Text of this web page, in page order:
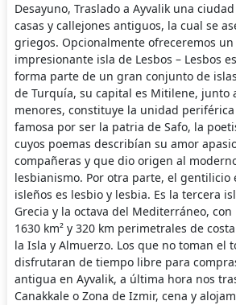
Desayuno, Traslado a Ayvalik una
casas y callejones antiguos, la cual se
griegos. Opcionalmente ofreceremos
impresionante isla de Lesbos – Lesbos
forma parte de un gran conjunto de
de Turquía, su capital es Mitilene, junto
menores, constituye la unidad periférica
famosa por ser la patria de Safo, la
cuyos poemas describían su amor
compañeras y que dio origen al
lesbianismo. Por otra parte, el gentilicio
isleños es lesbio y lesbia. Es la tercera
Grecia y la octava del Mediterráneo,
1630 km² y 320 km perimetrales de
la Isla y Almuerzo. Los que no toman el
disfrutaran de tiempo libre para
antigua en Ayvalik, a última hora nos
Canakkale o Zona de Izmir, cena y